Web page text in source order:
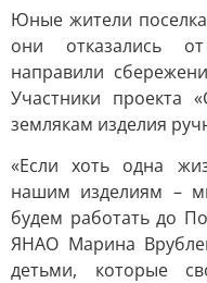
Юные жители
они отказались
направили
Участники проекта
землякам изделия
«Если хоть одна
нашим изделиям –
будем работать до
ЯНАО Марина
детьми, которые